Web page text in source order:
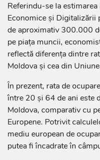
Referindu-se la
Economice și Digitalizării
de aproximativ 300.000
pe piața muncii,
reflectă diferența dintre
Moldova și cea din
În prezent, rata de
între 20 și 64 de ani este
Moldova, comparativ cu
Europene. Potrivit
mediu european de
putea fi încadrate în